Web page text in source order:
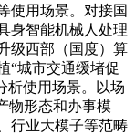
用场景。对接国
身智能机械人处理
级西部（国度）算
“城市交通缓堵促
析使用场景。以场
物形态和办事模
行业大模子等范畴